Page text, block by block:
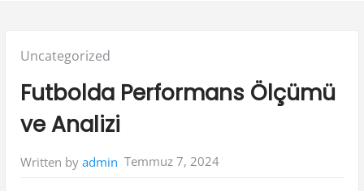
Posted
Uncategorized
Futbolda Performans Ölçümü
ve Analizi
Written by admin Temmuz 7, 2024